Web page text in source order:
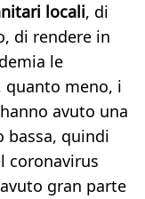
locali, di
di rendere in
le
quanto meno, i
avuto una
bassa, quindi
coronavirus
gran parte